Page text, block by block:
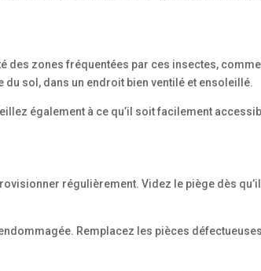
zones fréquentées par ces insectes,
sol, dans un endroit bien ventilé et ensoleillé.
également à ce qu’il soit facilement
régulièrement. Videz le piège dès
Remplacez les pièces